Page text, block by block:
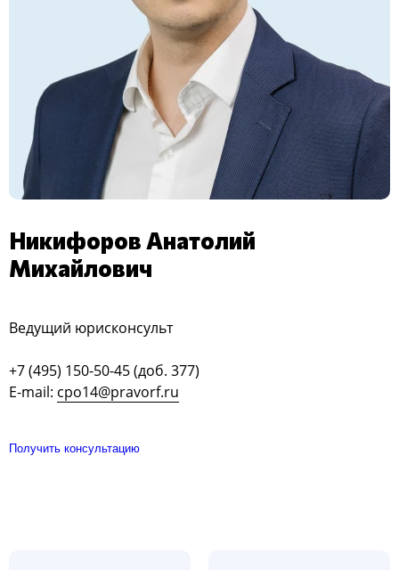
Никифоров Анатолий
Михайлович
Ведущий юрисконсульт
+7 (495) 150-50-45 (доб. 377)
E-mail: cpo14@pravorf.ru
Получить консультацию